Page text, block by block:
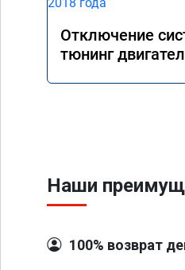
Отключение
тюнинг
Наши
100% возврат